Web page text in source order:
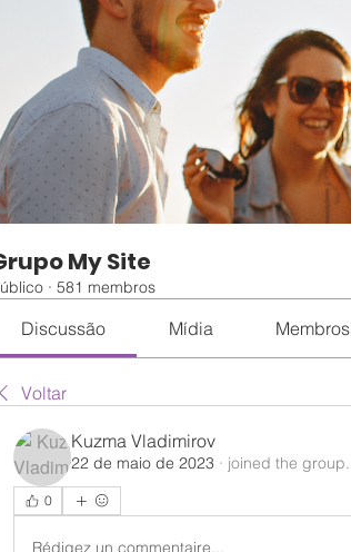
My Site
· 581 membros
Discussão Mídia Membros
Voltar
Kuzma Vladimirov
22 de maio de 2023 · joined the group.
0
Rédigez un commentaire...